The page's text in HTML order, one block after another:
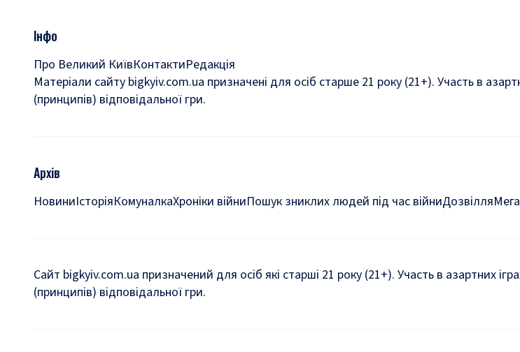
Інфо
Про Великий КиївКонтактиРедакція
Матеріали сайту bigkyiv.com.ua призначені для осіб старше 21 року (21+). Участь в
(принципів) відповідальної гри.
Архів
НовиниІсторіяКомуналкаХроніки війниПошук зниклих людей під час війниДозвілля
Сайт bigkyiv.com.ua призначений для осіб які старші 21 року (21+). Участь в азартних
(принципів) відповідальної гри.